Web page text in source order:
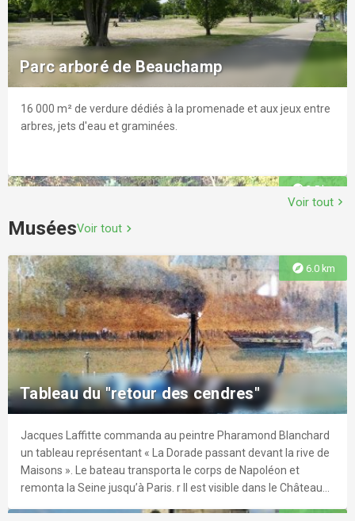
LABEL : Judo. Le dojo se situe dans un complexe sportif
regroupant gymnases, salles d'escalade, terrains multisports
et salle de gymnastique. Il accueille régulièrement des
compétitions départementales et régionales.
Ecurie de chevaux de courses.
4.0 km
Centre de Sports et de Loisirs
Parc arboré de Beauchamp
16 000 m² de verdure dédiés à la promenade et aux jeux entre
arbres, jets d'eau et graminées.
explore3.5 km
Parc Schlumberger
D’une superficie de 8 hectares, ce parc faisait partie de la
propriété de la famille Schlumberger dont il porte le nom et
appartient dorénavant au Conseil Départemental.
explore5.1 km
Voir tout chevron_right
MuséesVoir tout chevron_right
explore 6.0 km
Tableau du "retour des cendres"
Jacques Laffitte commanda au peintre Pharamond Blanchard
un tableau représentant « La Dorade passant devant la rive de
Maisons ». Le bateau transporta le corps de Napoléon et
remonta la Seine jusqu’à Paris. r Il est visible dans le Château